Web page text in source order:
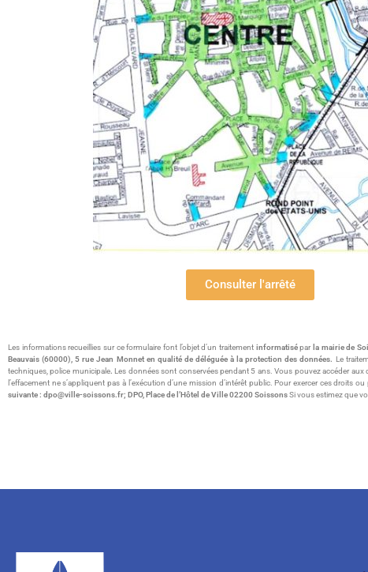
Consulter l'arrêté
Les informations recueillies sur ce formulaire font l’objet d’un traitement informatisépar la mairie de
Beauvais (60000), 5 rue Jean Monnet en qualité de déléguée à la protection des données. Le
techniques, police municipale. Les données sont conservées pendant 5 ans. Vous pouvez accéder
l’effacement ne s’appliquent pas à l’exécution d’une mission d’intérêt public. Pour exercer ces
suivante : dpo@ville-soissons.fr; DPO, Place de l’Hôtel de Ville 02200 SoissonsSi vous estimez que